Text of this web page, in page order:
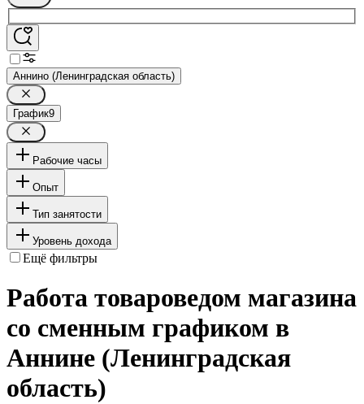
Аннино (Ленинградская область)
График9
Рабочие часы
Опыт
Тип занятости
Уровень дохода
Ещё фильтры
Работа товароведом магазина
со сменным графиком в
Аннине (Ленинградская
область)